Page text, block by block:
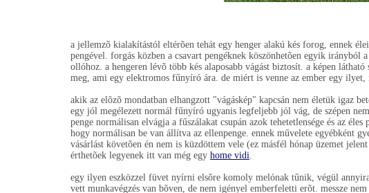
a jellemzõ kialakítástól eltérõen tehát egy henger alakú kés forog, ennek
pengével. forgás közben a csavart pengéknek köszönhetõen egyik irányból
ollóhoz. a hengeren lévõ több kés alaposabb vágást biztosít. a képen
meg, ami egy elektromos fűnyíró ára. de miért is venne az ember egy
akik az elõzõ mondatban elhangzott "vágáskép" kapcsán nem életük igaz
egy jól megélezett normál fűnyíró ugyanis legfeljebb jól vág, de szépen
penge normálisan elvágja a fűszálakat csupán azok tehetetlensége és az
hogy normálisan be van állítva az ellenpenge. ennek művelete egyébként
vásárlást követõen én nem is küzdöttem vele (ez másfél hónap üzemet
érthetõek legyenek itt van még egy home vidi.
egy ilyen eszközzel füvet nyírni elsõre komoly melónak tűnik, végül
vett munkavégzés van bõven, de nem igényel emberfeletti erõt. messze